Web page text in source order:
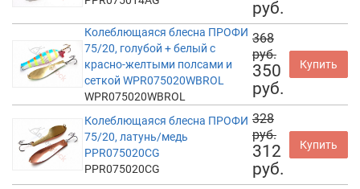
руб.
Колеблющаяся блесна ПРОФИ
75/20, голубой + белый с
красно-желтыми полсами и
сеткой WPR075020WBROL
WPR075020WBROL
368
руб.
350
руб.
Купить
Колеблющаяся блесна ПРОФИ
75/20, латунь/медь
PPR075020CG
PPR075020CG
328
руб.
312
руб.
Купить